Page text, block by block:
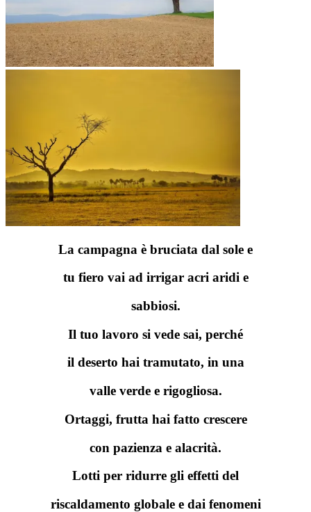
La campagna è bruciata dal sole e
tu fiero vai ad irrigar acri aridi e
sabbiosi.
Il tuo lavoro si vede sai, perché
il deserto hai tramutato, in una
valle verde e rigogliosa.
Ortaggi, frutta hai fatto crescere
con pazienza e alacrità.
Lotti per ridurre gli effetti del
riscaldamento globale e dai fenomeni